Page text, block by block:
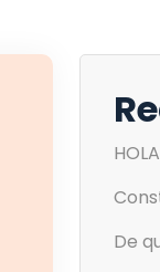
HOLA
De